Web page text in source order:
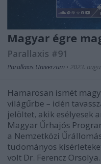
Magyar égre
Parallaxis #91
Parallaxis Univerzum • 2023.
Hamarosan ismét
világűrbe – idén
jelöltet, akik esélyesek
Magyar Űrhajós
a Nemzetközi
tudományos
volt Dr. Ferencz